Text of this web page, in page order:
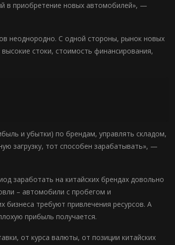
в приобретение новых автомобилей», —
неоднородно. С одной стороны, рынок новых
стоки, стоимость финансирования,
и убытки) по брендам, управлять складом,
загрузку, тот способен зарабатывать», —
заработать на китайских брендах довольно
– автомобили с пробегом и
требуют привлечения ресурсов. А
прибыль получается.
от курса валюты, от позиции китайских